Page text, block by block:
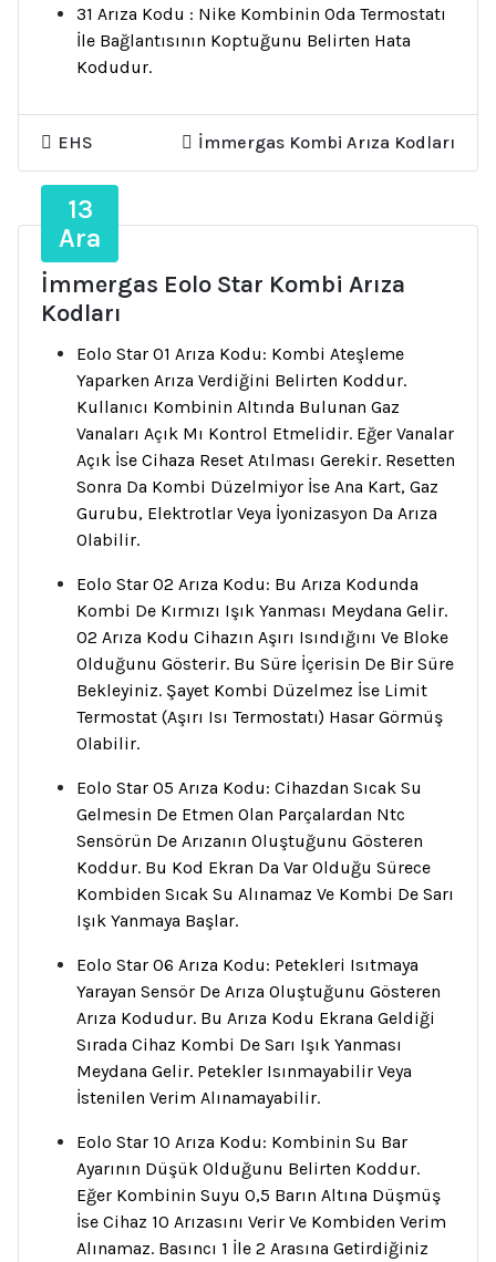
31 Arıza Kodu : Nike Kombinin Oda Termostatı
İle Bağlantısının Koptuğunu Belirten Hata
Kodudur.
EHS İmmergas Kombi Arıza Kodları
13
Ara
İmmergas Eolo Star Kombi Arıza
Kodları
Eolo Star 01 Arıza Kodu: Kombi Ateşleme
Yaparken Arıza Verdiğini Belirten Koddur.
Kullanıcı Kombinin Altında Bulunan Gaz
Vanaları Açık Mı Kontrol Etmelidir. Eğer Vanalar
Açık İse Cihaza Reset Atılması Gerekir. Resetten
Sonra Da Kombi Düzelmiyor İse Ana Kart, Gaz
Gurubu, Elektrotlar Veya İyonizasyon Da Arıza
Olabilir.
Eolo Star 02 Arıza Kodu: Bu Arıza Kodunda
Kombi De Kırmızı Işık Yanması Meydana Gelir.
02 Arıza Kodu Cihazın Aşırı Isındığını Ve Bloke
Olduğunu Gösterir. Bu Süre İçerisin De Bir Süre
Bekleyiniz. Şayet Kombi Düzelmez İse Limit
Termostat (Aşırı Isı Termostatı) Hasar Görmüş
Olabilir.
Eolo Star 05 Arıza Kodu: Cihazdan Sıcak Su
Gelmesin De Etmen Olan Parçalardan Ntc
Sensörün De Arızanın Oluştuğunu Gösteren
Koddur. Bu Kod Ekran Da Var Olduğu Sürece
Kombiden Sıcak Su Alınamaz Ve Kombi De Sarı
Işık Yanmaya Başlar.
Eolo Star 06 Arıza Kodu: Petekleri Isıtmaya
Yarayan Sensör De Arıza Oluştuğunu Gösteren
Arıza Kodudur. Bu Arıza Kodu Ekrana Geldiği
Sırada Cihaz Kombi De Sarı Işık Yanması
Meydana Gelir. Petekler Isınmayabilir Veya
İstenilen Verim Alınamayabilir.
Eolo Star 10 Arıza Kodu: Kombinin Su Bar
Ayarının Düşük Olduğunu Belirten Koddur.
Eğer Kombinin Suyu 0,5 Barın Altına Düşmüş
İse Cihaz 10 Arızasını Verir Ve Kombiden Verim
Alınamaz. Basıncı 1 İle 2 Arasına Getirdiğiniz